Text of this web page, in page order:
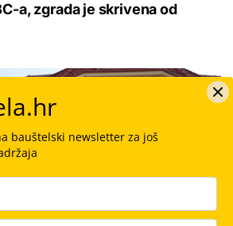
a, zgrada je skrivena od
bauštelski newsletter za još